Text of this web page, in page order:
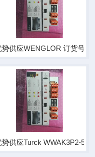
优势供应WENGLOR DX22NCT17 电眼
LI2UPN8X-H1141 Snr：6832
势供应Turck WWAK3P2-5-